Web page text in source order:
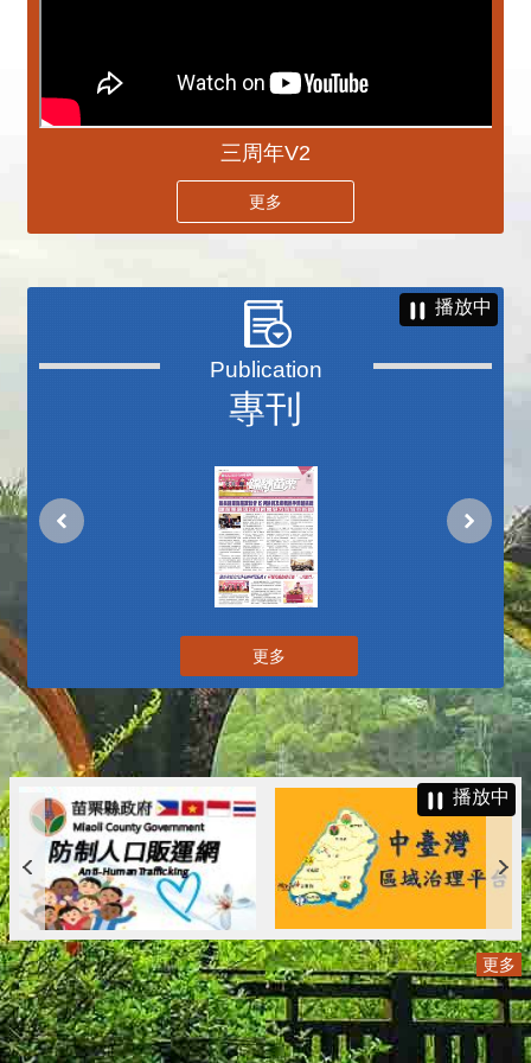
三周年V2
更多
專刊
播放中
更多
播放中
更多